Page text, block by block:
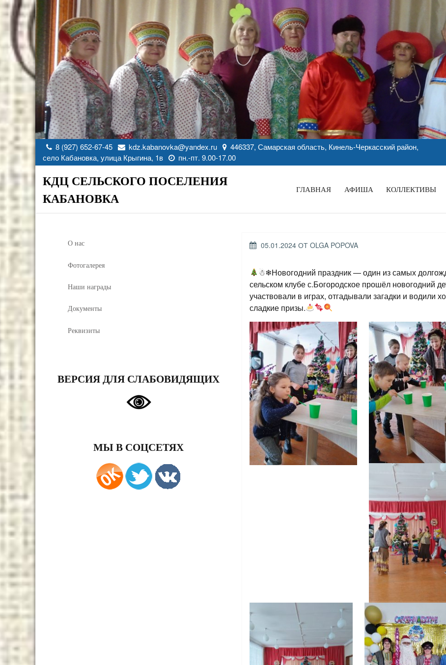
Перейти
содержимому
8 (927) 652-67-45 kdz.kabanovka@yandex.ru
446337, Самарская область, Кинель-Черкасский район,
село Кабановка, улица Крыгина, 1в
пн.-пт. 9.00-17.00
КДЦ СЕЛЬСКОГО ПОСЕЛЕНИЯ
КАБАНОВКА
ГЛАВНАЯ АФИША КОЛЛЕКТИВЫ
О нас
Фотогалерея
Наши награды
Документы
Реквизиты
ВЕРСИЯ ДЛЯ СЛАБОВИДЯЩИХ
МЫ В СОЦСЕТЯХ
ОПУБЛИКОВАНО
05.01.2024 ОТ OLGA POPOVA
☃❄Новогодний праздник — один из самых
сельском клубе с.Богородское прошёл новогодний
участвовали в играх, отгадывали загадки и водили
сладкие призы.